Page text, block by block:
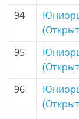
94
Юниоры
95
Юниоры
96